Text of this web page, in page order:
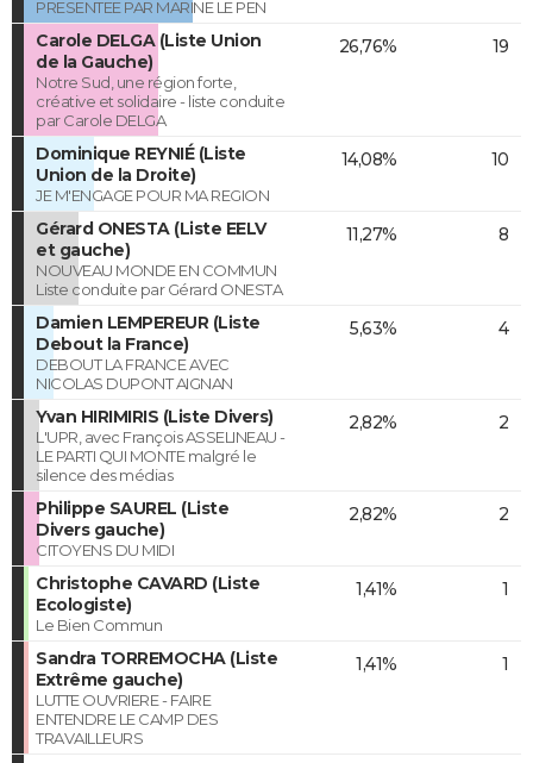
PRESENTEE PAR MARINE LE PEN
Carole DELGA (Liste Union
de la Gauche)
Notre Sud, une région forte,
créative et solidaire - liste conduite
par Carole DELGA
26,76% 19
Dominique REYNIÉ (Liste
Union de la Droite)
JE M'ENGAGE POUR MA REGION
14,08% 10
Gérard ONESTA (Liste EELV
et gauche)
NOUVEAU MONDE EN COMMUN
Liste conduite par Gérard ONESTA
11,27% 8
Damien LEMPEREUR (Liste
Debout la France)
DEBOUT LA FRANCE AVEC
NICOLAS DUPONT AIGNAN
5,63% 4
Yvan HIRIMIRIS (Liste Divers)
L'UPR, avec François ASSELINEAU -
LE PARTI QUI MONTE malgré le
silence des médias
2,82% 2
Philippe SAUREL (Liste
Divers gauche)
CITOYENS DU MIDI
2,82% 2
Christophe CAVARD (Liste
Ecologiste)
Le Bien Commun
1,41% 1
Sandra TORREMOCHA (Liste
Extrême gauche)
LUTTE OUVRIERE - FAIRE
ENTENDRE LE CAMP DES
TRAVAILLEURS
1,41% 1